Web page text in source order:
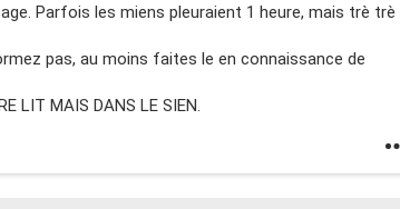
Parfois les miens pleuraient 1 heure, mais trè trè
pas, au moins faites le en connaissance de
LIT MAIS DANS LE SIEN.